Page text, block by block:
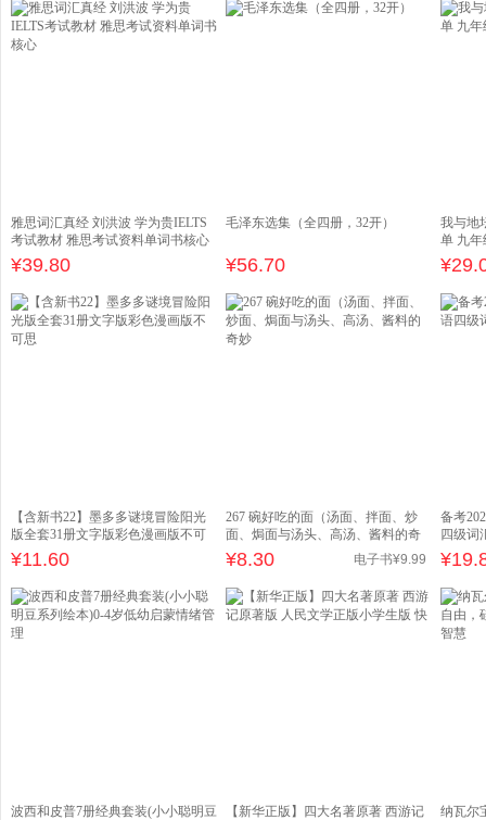
雅思词汇真经 刘洪波 学为贵IELTS
考试教材 雅思考试资料单词书核心
¥39.80
毛泽东选集（全四册，32开）
¥56.70
我与地
单 九年
¥
【含新书22】墨多多谜境冒险阳光
版全套31册文字版彩色漫画版不可
思
¥11.60
267 碗好吃的面（汤面、拌面、炒
面、焗面与汤头、高汤、酱料的奇
妙
¥8.30 电子书¥9.99
备考
四级词
¥
波西和皮普7册经典套装(小小聪明豆
【新华正版】四大名著原著 西游记
纳瓦尔